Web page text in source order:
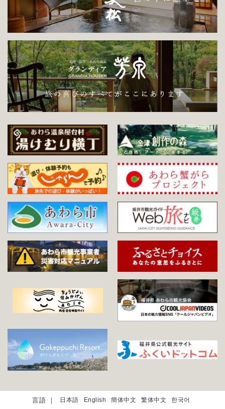
日本語 English 簡体中文 繁体中文 한국어